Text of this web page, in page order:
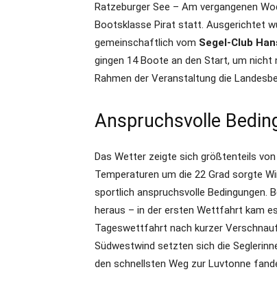
Ratzeburger See – Am vergangenen
Bootsklasse Pirat statt. Ausgerichtet
gemeinschaftlich vom Segel-Club
gingen 14 Boote an den Start, um nicht
Rahmen der Veranstaltung die
Anspruchsvolle
Das Wetter zeigte sich größtenteils
Temperaturen um die 22 Grad sorgte
sportlich anspruchsvolle Bedingungen.
heraus – in der ersten Wettfahrt kam
Tageswettfahrt nach kurzer
Südwestwind setzten sich die
den schnellsten Weg zur Luvtonne